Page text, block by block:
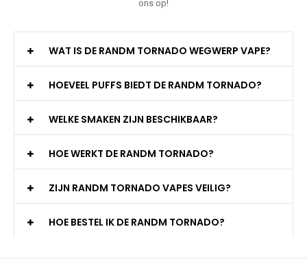
ons op!
WAT IS DE RANDM TORNADO WEGWERP VAPE?
HOEVEEL PUFFS BIEDT DE RANDM TORNADO?
WELKE SMAKEN ZIJN BESCHIKBAAR?
HOE WERKT DE RANDM TORNADO?
ZIJN RANDM TORNADO VAPES VEILIG?
HOE BESTEL IK DE RANDM TORNADO?